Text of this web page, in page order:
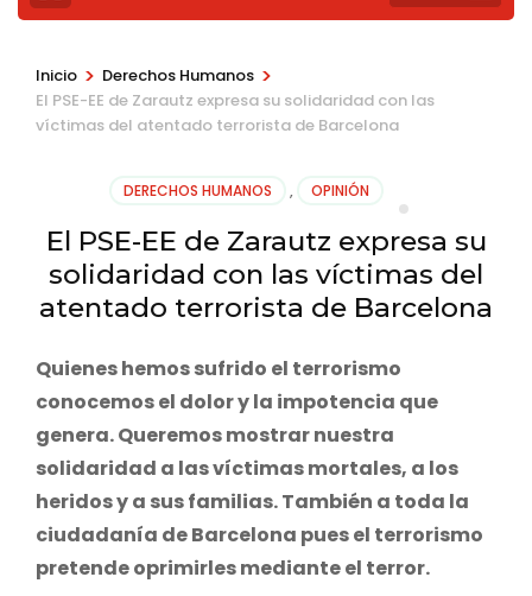
Inicio > Derechos Humanos >
El PSE-EE de Zarautz expresa su solidaridad con las
víctimas del atentado terrorista de Barcelona
DERECHOS HUMANOS , OPINIÓN
El PSE-EE de Zarautz expresa su
solidaridad con las víctimas del
atentado terrorista de Barcelona
Quienes hemos sufrido el terrorismo
conocemos el dolor y la impotencia que
genera. Queremos mostrar nuestra
solidaridad a las víctimas mortales, a los
heridos y a sus familias. También a toda la
ciudadanía de Barcelona pues el terrorismo
pretende oprimirles mediante el terror.